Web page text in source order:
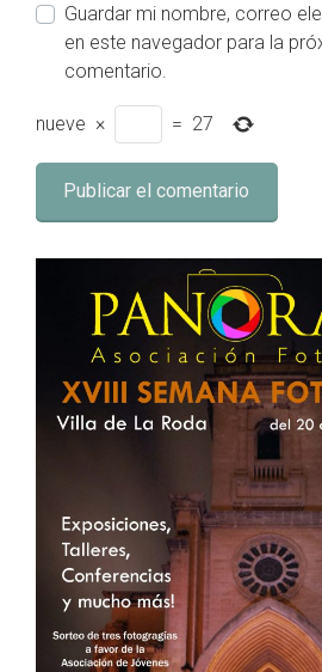
Guardar mi nombre, correo
en este navegador para la
comentario.
nueve × = 27